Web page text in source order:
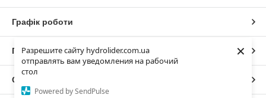
Разрешите сайту hydrolider.com.ua
отправлять вам уведомления на рабочий
стол
Powered by SendPulse
×
Графік роботи
Повна версія сайту
Сайт створено на маркетплейсі